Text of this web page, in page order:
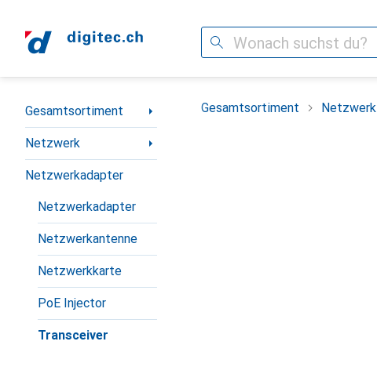
Suche
Navigation nach Kategorien
Gesamtsortiment
Netzwerk
Netzwerkadapter
Netzwerkadapter
Netzwerkantenne
Netzwerkkarte
PoE Injector
Transceiver
Gesamtsortiment Netzwerk